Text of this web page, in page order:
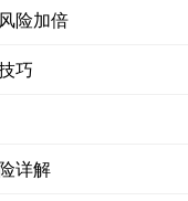
险加倍
巧
详解